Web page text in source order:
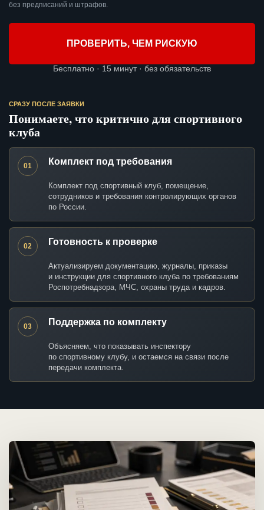
без предписаний и штрафов.
ПРОВЕРИТЬ, ЧЕМ РИСКУЮ
Бесплатно · 15 минут · без обязательств
СРАЗУ ПОСЛЕ ЗАЯВКИ
Понимаете, что критично для спортивного
клуба
01 Комплект под требования
Комплект под спортивный клуб, помещение,
сотрудников и требования контролирующих органов
по России.
02 Готовность к проверке
Актуализируем документацию, журналы, приказы
и инструкции для спортивного клуба по требованиям
Роспотребнадзора, МЧС, охраны труда и кадров.
03 Поддержка по комплекту
Объясняем, что показывать инспектору
по спортивному клубу, и остаемся на связи после
передачи комплекта.